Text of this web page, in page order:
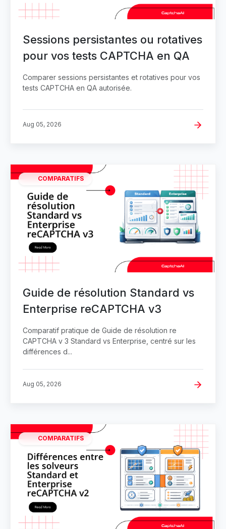
Sessions persistantes ou rotatives
pour vos tests CAPTCHA en QA
Comparer sessions persistantes et rotatives pour vos
tests CAPTCHA en QA autorisée.
Aug 05, 2026
COMPARATIFS
Guide de résolution Standard vs
Enterprise reCAPTCHA v3
Comparatif pratique de Guide de résolution re
CAPTCHA v 3 Standard vs Enterprise, centré sur les
différences d...
Aug 05, 2026
COMPARATIFS